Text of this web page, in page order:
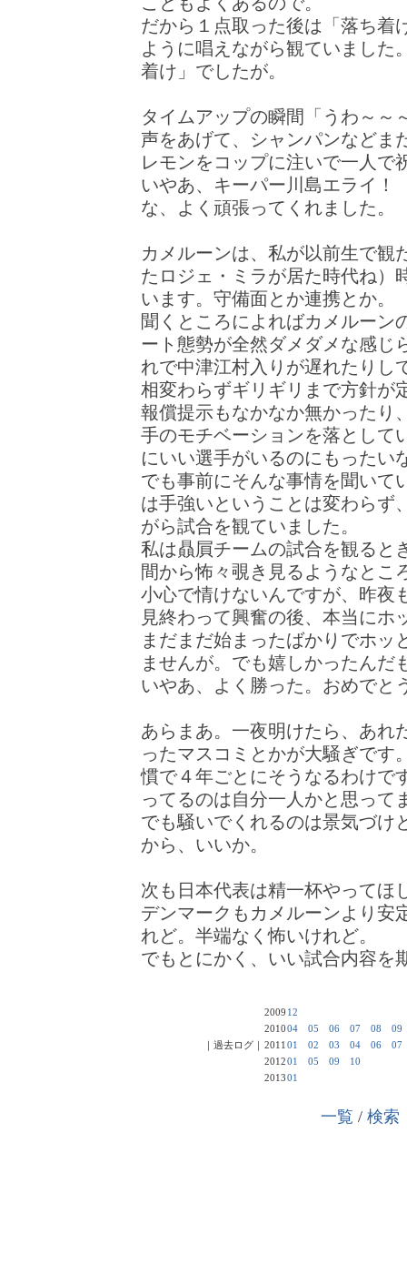
だから１点取った後は「落ち着
ように唱えながら観ていました
着け」でしたが。
タイムアップの瞬間「うわ～～
声をあげて、シャンパンなど
レモンをコップに注いで一人で
いやあ、キーパー川島エライ
な、よく頑張ってくれました。
カメルーンは、私が以前生で観
たロジェ・ミラが居た時代ね）
います。守備面とか連携とか。
聞くところによればカメルーン
ート態勢が全然ダメダメな感じ
れで中津江村入りが遅れたりし
相変わらずギリギリまで方針が
報償提示もなかなか無かったり
手のモチベーションを落として
にいい選手がいるのにもったい
でも事前にそんな事情を聞いて
は手強いということは変わらず
がら試合を観ていました。
私は贔屓チームの試合を観ると
間から怖々覗き見るようなとこ
小心で情けないんですが、昨夜
見終わって興奮の後、本当にホ
まだまだ始まったばかりでホッ
ませんが。でも嬉しかったんだ
いやあ、よく勝った。おめでと
あらまあ。一夜明けたら、あれ
ったマスコミとかが大騒ぎです
慣で４年ごとにそうなるわけで
ってるのは自分一人かと思って
でも騒いでくれるのは景気づけ
から、いいか。
次も日本代表は精一杯やってほ
デンマークもカメルーンより安
れど。半端なく怖いけれど。
でもとにかく、いい試合内容を
｜過去ログ｜
2009 12
201004 05 06 07 08
09
2011 01 02 03 04 06
07
201201 05 09
10
201301
一覧 / 検索